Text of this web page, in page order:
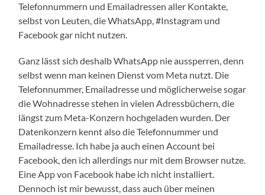
Telefonnummern und Emailadressen aller Kontakte,
selbst von Leuten, die WhatsApp, #Instagram und
Facebook gar nicht nutzen.
Ganz lässt sich deshalb WhatsApp nie aussperren, denn
selbst wenn man keinen Dienst vom Meta nutzt. Die
Telefonnummer, Emailadresse und möglicherweise sogar
die Wohnadresse stehen in vielen Adressbüchern, die
längst zum Meta-Konzern hochgeladen wurden. Der
Datenkonzern kennt also die Telefonnummer und
Emailadresse. Ich habe ja auch einen Account bei
Facebook, den ich allerdings nur mit dem Browser nutze.
Eine App von Facebook habe ich nicht installiert.
Dennoch ist mir bewusst, dass auch über meinen